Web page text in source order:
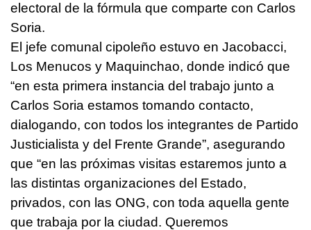
electoral de la fórmula que comparte con Carlos
Soria.
El jefe comunal cipoleño estuvo en Jacobacci,
Los Menucos y Maquinchao, donde indicó que
“en esta primera instancia del trabajo junto a
Carlos Soria estamos tomando contacto,
dialogando, con todos los integrantes de Partido
Justicialista y del Frente Grande”, asegurando
que “en las próximas visitas estaremos junto a
las distintas organizaciones del Estado,
privados, con las ONG, con toda aquella gente
que trabaja por la ciudad. Queremos